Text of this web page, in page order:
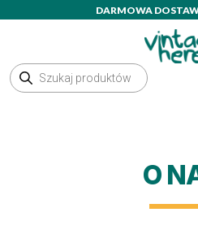
DARMOWA
Wyszukiwarka
produktów
O